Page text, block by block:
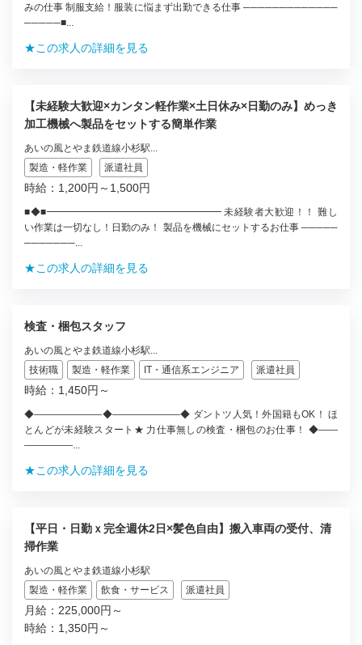
みの仕事 制服支給！服装に悩まず出勤できる仕事 ─────────────
─────■...
★この求人の詳細を見る
【未経験大歓迎×カンタン軽作業×土日休み×日勤のみ】めっき
加工機械へ製品をセットする簡単作業
あいの風とやま鉄道線小杉駅...
製造・軽作業
派遣社員
時給：1,200円～1,500円
■◆■━━━━━━━━━━━━━━━━━━ 未経験者大歓迎！！ 難し
い作業は一切なし！日勤のみ！ 製品を機械にセットするお仕事 ─────
───────...
★この求人の詳細を見る
検査・梱包スタッフ
あいの風とやま鉄道線小杉駅...
技術職
製造・軽作業 IT・通信系エンジニア 派遣社員
時給：1,450円～
◆―――――――◆―――――――◆ ダントツ人気！外国籍もOK！ ほ
とんどが未経験スタート★ 力仕事無しの検査・梱包のお仕事！ ◆――
―――――...
★この求人の詳細を見る
【平日・日勤ｘ完全週休2日×髪色自由】搬入車両の受付、清
掃作業
あいの風とやま鉄道線小杉駅
製造・軽作業
飲食・サービス 派遣社員
月給：225,000円～
時給：1,350円～